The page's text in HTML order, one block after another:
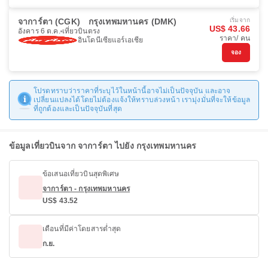
จาการ์ตา (CGK) กรุงเทพมหานคร (DMK)
อังคาร 6 ต.ค. เที่ยวบินตรง
อินโดนีเซียแอร์เอเชีย
เริ่มจาก
US$ 43.66
ราคา/ คน
จอง
โปรดทราบว่าราคาที่ระบุไว้ในหน้านี้อาจไม่เป็นปัจจุบัน และอาจ
เปลี่ยนแปลงได้โดยไม่ต้องแจ้งให้ทราบล่วงหน้า เรามุ่งมั่นที่จะให้ข้อมูล
ที่ถูกต้องและเป็นปัจจุบันที่สุด
ข้อมูลเที่ยวบินจาก จาการ์ตา ไปยัง กรุงเทพมหานคร
ข้อเสนอเที่ยวบินสุดพิเศษ
จาการ์ตา - กรุงเทพมหานคร
US$ 43.52
เดือนที่มีค่าโดยสารต่ำสุด
ก.ย.